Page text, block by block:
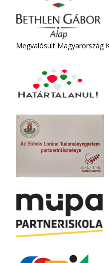
Megvalósult Magyarország